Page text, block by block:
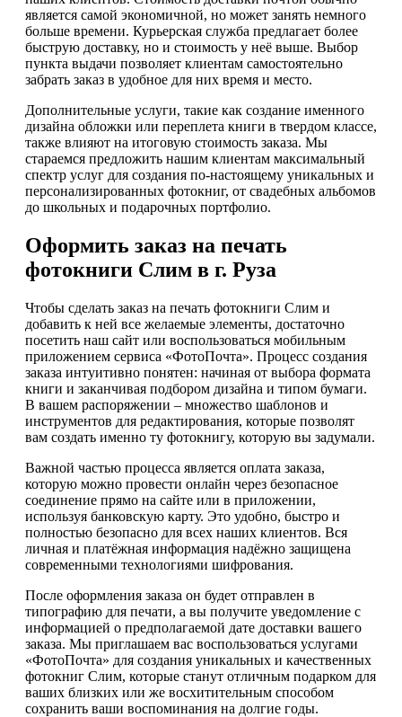
является самой экономичной, но может занять немного
больше времени. Курьерская служба предлагает более
быструю доставку, но и стоимость у неё выше. Выбор
пункта выдачи позволяет клиентам самостоятельно
забрать заказ в удобное для них время и место.
Дополнительные услуги, такие как создание именного
дизайна обложки или переплета книги в твердом классе,
также влияют на итоговую стоимость заказа. Мы
стараемся предложить нашим клиентам максимальный
спектр услуг для создания по-настоящему уникальных и
персонализированных фотокниг, от свадебных альбомов
до школьных и подарочных портфолио.
Оформить заказ на печать
фотокниги Слим в г. Руза
Чтобы сделать заказ на печать фотокниги Слим и
добавить к ней все желаемые элементы, достаточно
посетить наш сайт или воспользоваться мобильным
приложением сервиса «ФотоПочта». Процесс создания
заказа интуитивно понятен: начиная от выбора формата
книги и заканчивая подбором дизайна и типом бумаги.
В вашем распоряжении – множество шаблонов и
инструментов для редактирования, которые позволят
вам создать именно ту фотокнигу, которую вы задумали.
Важной частью процесса является оплата заказа,
которую можно провести онлайн через безопасное
соединение прямо на сайте или в приложении,
используя банковскую карту. Это удобно, быстро и
полностью безопасно для всех наших клиентов. Вся
личная и платёжная информация надёжно защищена
современными технологиями шифрования.
После оформления заказа он будет отправлен в
типографию для печати, а вы получите уведомление с
информацией о предполагаемой дате доставки вашего
заказа. Мы приглашаем вас воспользоваться услугами
«ФотоПочта» для создания уникальных и качественных
фотокниг Слим, которые станут отличным подарком для
ваших близких или же восхитительным способом
сохранить ваши воспоминания на долгие годы.